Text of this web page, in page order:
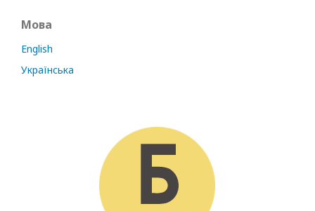
Мова
English
Українська